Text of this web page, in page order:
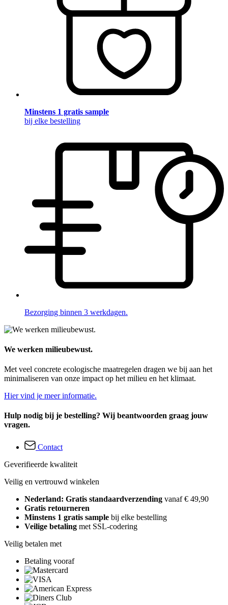
Minstens 1 gratis sample
bij elke bestelling
Bezorging binnen 3 werkdagen.
We werken milieubewust.
Met veel concrete ecologische maatregelen dragen we bij aan het
minimaliseren van onze impact op het milieu en het klimaat.
Hier vind je meer informatie.
Hulp nodig bij je bestelling? Wij beantwoorden graag jouw
vragen.
Contact
Geverifieerde kwaliteit
Veilig en vertrouwd winkelen
Nederland: Gratis standaardverzending vanaf € 49,90
Gratis retourneren
Minstens 1 gratis sample bij elke bestelling
Veilige betaling met SSL-codering
Veilig betalen met
Betaling vooraf